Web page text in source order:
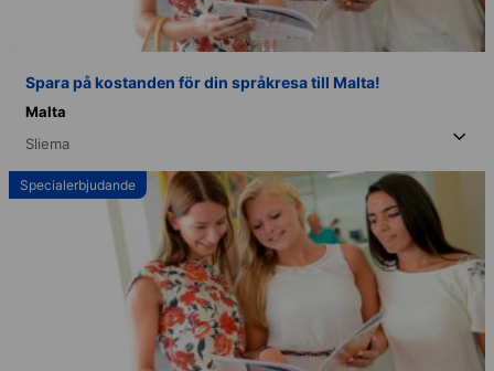
Spara på kostanden för din språkresa till Malta!
Malta
Sliema
Specialerbjudande